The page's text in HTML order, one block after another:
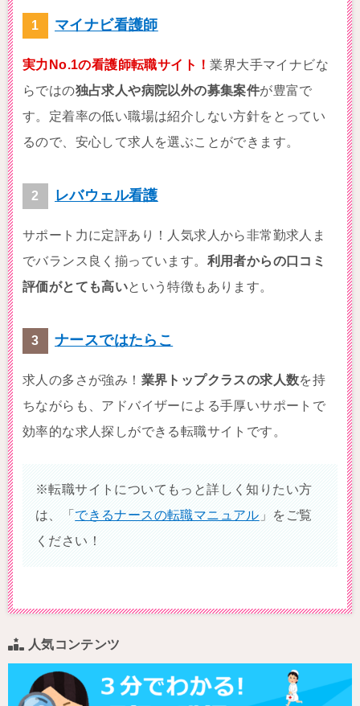
マイナビ看護師
実力No.1の看護師転職サイト！業界大手マイナビな
らではの独占求人や病院以外の募集案件が豊富で
す。定着率の低い職場は紹介しない方針をとってい
るので、安心して求人を選ぶことができます。
レバウェル看護
サポート力に定評あり！人気求人から非常勤求人ま
でバランス良く揃っています。 利用者からの口コミ
評価がとても高いという特徴もあります。
ナースではたらこ
求人の多さが強み！ 業界トップクラスの求人数を持
ちながらも、アドバイザーによる手厚いサポートで
効率的な求人探しができる転職サイトです。
※転職サイトについてもっと詳しく知りたい方
は、「できるナースの転職マニュアル 」をご覧
ください！
人気コンテンツ